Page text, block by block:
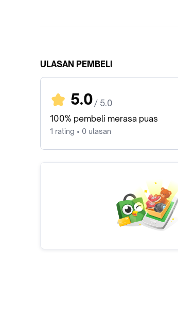
ULASAN PEMBELI
5.0 / 5.0
100% pembeli merasa puas
1 rating • 0 ulasan